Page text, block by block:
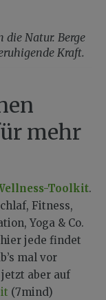
Natur. Berge
Kraft.
mehr
Toolkit.
Fitness,
Yoga & Co.
jede findet
mal vor
aber auf
(7mind)